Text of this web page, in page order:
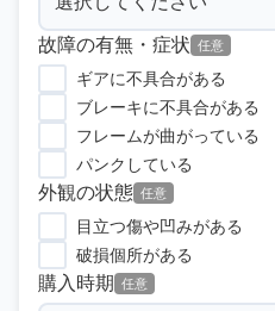
故障の有無・症状 任意
ギアに不具合がある
ブレーキに不具合がある
フレームが曲がっている
パンクしている
外観の状態 任意
目立つ傷や凹みがある
破損個所がある
購入時期 任意